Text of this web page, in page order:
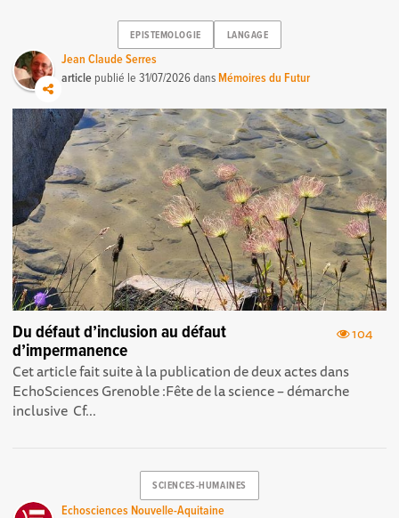
EPISTEMOLOGIE LANGAGE
Jean Claude Serres
article publié le31/07/2026dansMémoires du Futur
104
Du défaut d’inclusion au défaut
d’impermanence
Cet article fait suite à la publication de deux actes dans
EchoSciences Grenoble : Fête de la science – démarche
inclusive Cf...
SCIENCES-HUMAINES
Echosciences Nouvelle-Aquitaine